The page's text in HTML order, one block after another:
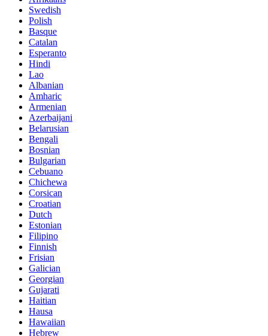
Swedish
Polish
Basque
Catalan
Esperanto
Hindi
Lao
Albanian
Amharic
Armenian
Azerbaijani
Belarusian
Bengali
Bosnian
Bulgarian
Cebuano
Chichewa
Corsican
Croatian
Dutch
Estonian
Filipino
Finnish
Frisian
Galician
Georgian
Gujarati
Haitian
Hausa
Hawaiian
Hebrew